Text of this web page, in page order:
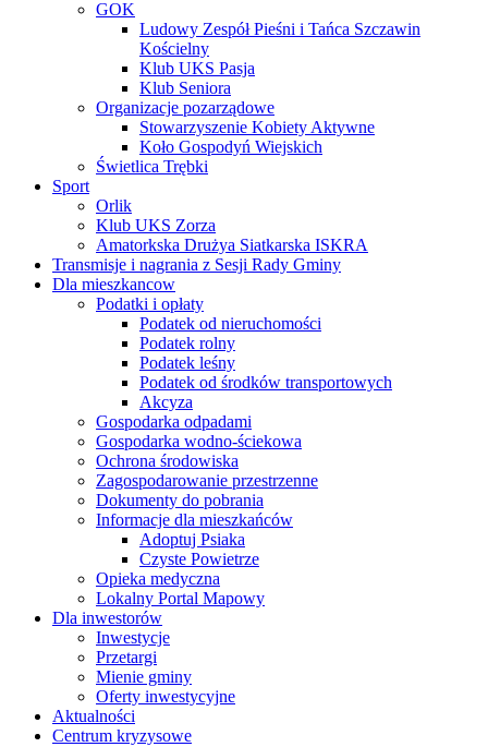
GOK
Ludowy Zespół Pieśni i Tańca Szczawin
Kościelny
Klub UKS Pasja
Klub Seniora
Organizacje pozarządowe
Stowarzyszenie Kobiety Aktywne
Koło Gospodyń Wiejskich
Świetlica Trębki
Sport
Orlik
Klub UKS Zorza
Amatorkska Drużya Siatkarska ISKRA
Transmisje i nagrania z Sesji Rady Gminy
Dla mieszkancow
Podatki i opłaty
Podatek od nieruchomości
Podatek rolny
Podatek leśny
Podatek od środków transportowych
Akcyza
Gospodarka odpadami
Gospodarka wodno-ściekowa
Ochrona środowiska
Zagospodarowanie przestrzenne
Dokumenty do pobrania
Informacje dla mieszkańców
Adoptuj Psiaka
Czyste Powietrze
Opieka medyczna
Lokalny Portal Mapowy
Dla inwestorów
Inwestycje
Przetargi
Mienie gminy
Oferty inwestycyjne
Aktualności
Centrum kryzysowe